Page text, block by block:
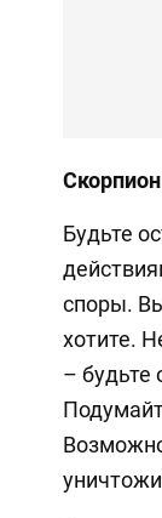
Скорпион
Будьте
споры.
хотите.
– будьте